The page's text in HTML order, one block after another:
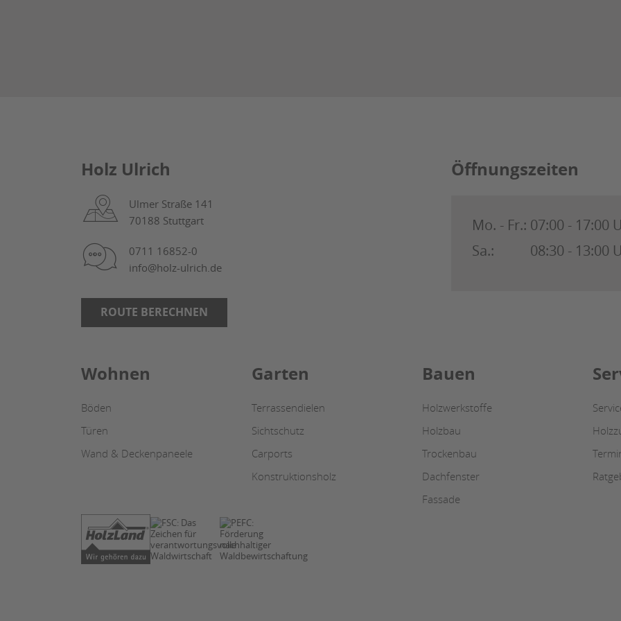
Holz Ulrich
Ulmer Straße 141
70188 Stuttgart
0711 16852-0
info@holz-ulrich.de
ROUTE BERECHNEN
Öffnungszeiten
Mo. - Fr.: 07:00 - 17:00
Sa.:
08:30 - 13:00
Wohnen
Böden
Türen
Wand & Deckenpaneele
Garten
Terrassendielen
Sichtschutz
Carports
Konstruktionsholz
Bauen
Holzwerkstoffe
Holzbau
Trockenbau
Dachfenster
Fassade